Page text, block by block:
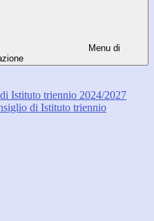
Menu di
Istituto triennio 2024/2027
di Istituto triennio